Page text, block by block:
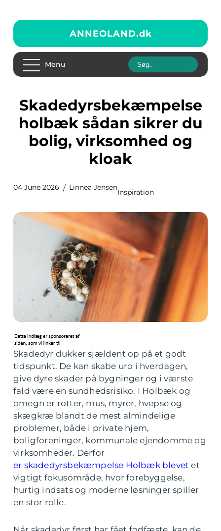
ANNEOLAND.dk
Menu
Skadedyrsbekæmpelse
holbæk sådan sikrer du
bolig, virksomhed og
kloak
04 June 2026 Linnea Jensen
Inspiration
Skadedyr dukker sjældent op på et godt
tidspunkt. De kan skabe uro i hverdagen,
give dyre skader på bygninger og i værste
fald være en sundhedsrisiko. I Holbæk og
omegn er rotter, mus, myrer, hvepse og
skægkræ blandt de mest almindelige
problemer, både i private hjem,
boligforeninger, kommunale ejendomme og
virksomheder. Derfor
er skadedyrsbekæmpelse Holbæk blevet et
vigtigt fokusområde, hvor forebyggelse,
hurtig indsats og moderne løsninger spiller
en stor rolle.